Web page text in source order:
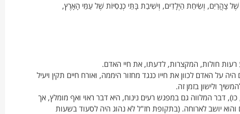
צָהֳרַיִם, וְשִׂיחַת הַיְלָדִים, וְישִׁיבַת בָּתֵּי כְנֵסִיּוֹת שֶׁל עַמֵּי הָאָרֶץ,
רעות חולות, המקצרות, לדעתו, את חיי האדם.
על האדם לכוון את חייו כנגד מחזור היממה, ואורח חיים תקין ויעיל
ולישון בזמן זה.
דבר המלווה גם במפגש רעים נינוח, היא דבר ראוי ואף מומלץ, אך
יושב לארוחה. (בתקופת חז"ל לא נהוג היה לסעוד בשעות